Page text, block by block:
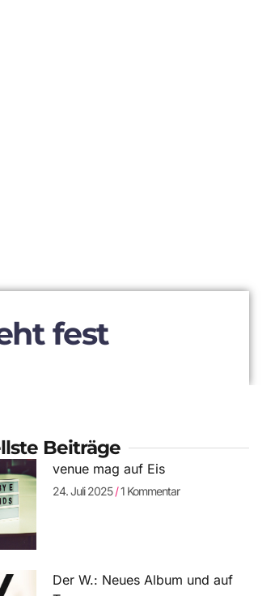
fest
Beiträge
venue mag auf Eis
24. Juli 2025 1 Kommentar
Der W.: Neues Album und auf